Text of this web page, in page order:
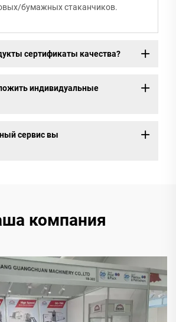
бумажных стаканчиков.
сертификаты качества?
индивидуальные
сервис вы
компания